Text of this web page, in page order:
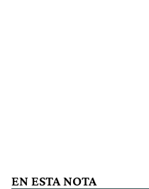
EN ESTA NOTA